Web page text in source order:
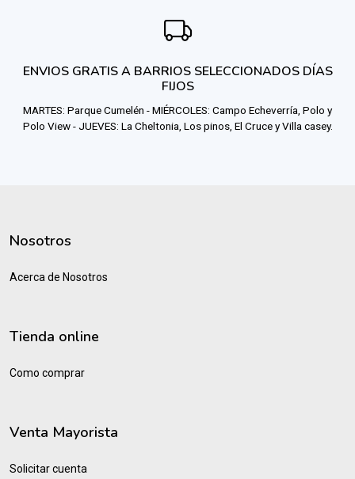
ENVIOS GRATIS A BARRIOS SELECCIONADOS DÍAS
FIJOS
MARTES: Parque Cumelén - MIÉRCOLES: Campo Echeverría, Polo y
Polo View - JUEVES: La Cheltonia, Los pinos, El Cruce y Villa casey.
Nosotros
Acerca de Nosotros
Tienda online
Como comprar
Venta Mayorista
Solicitar cuenta